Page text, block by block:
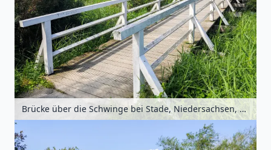
Brücke über die Schwinge bei Stade, Niedersachsen, Deutschland